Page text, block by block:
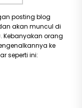
posting blog
akan muncul di
Kebanyakan orang
ke
seperti ini: